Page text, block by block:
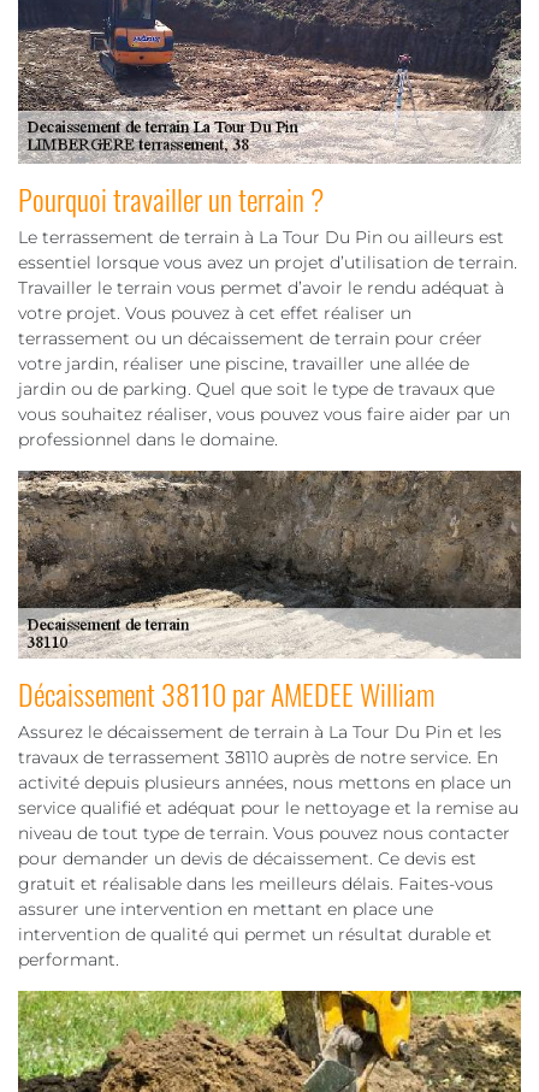
Pourquoi travailler un terrain ?
Le terrassement de terrain à La Tour Du Pin ou ailleurs est
essentiel lorsque vous avez un projet d’utilisation de terrain.
Travailler le terrain vous permet d’avoir le rendu adéquat à
votre projet. Vous pouvez à cet effet réaliser un
terrassement ou un décaissement de terrain pour créer
votre jardin, réaliser une piscine, travailler une allée de
jardin ou de parking. Quel que soit le type de travaux que
vous souhaitez réaliser, vous pouvez vous faire aider par un
professionnel dans le domaine.
Décaissement 38110 par AMEDEE William
Assurez le décaissement de terrain à La Tour Du Pin et les
travaux de terrassement 38110 auprès de notre service. En
activité depuis plusieurs années, nous mettons en place un
service qualifié et adéquat pour le nettoyage et la remise au
niveau de tout type de terrain. Vous pouvez nous contacter
pour demander un devis de décaissement. Ce devis est
gratuit et réalisable dans les meilleurs délais. Faites-vous
assurer une intervention en mettant en place une
intervention de qualité qui permet un résultat durable et
performant.